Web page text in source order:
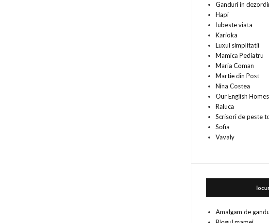
Ganduri in
Hapi
Iubeste viata
Karioka
Luxul simplitatii
Mamica Pediatru
Maria Coman
Martie din Post
Nina Costea
Our English
Raluca
Scrisori de peste
Sofia
Vavaly
Amalgam de